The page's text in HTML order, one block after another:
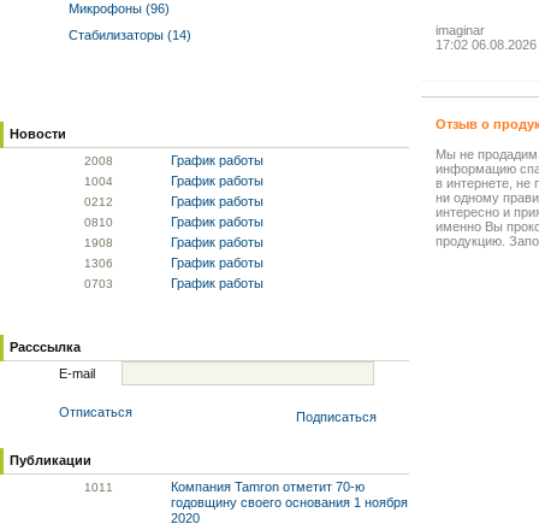
Микрофоны (96)
Стабилизаторы (14)
Новости
2008 График работы
1004 График работы
0212 График работы
0810 График работы
1908 График работы
1306 График работы
0703 График работы
Расссылка
E-mail
Отписаться Подписаться
Публикации
1011
Компания Tamron отметит 70-ю
годовщину своего основания 1 ноября
2020
imaginar
17:02 06.08.2026
Отзыв о
Мы не
информацию
в интернете, не
ни одному
интересно и
именно Вы
продукцию.